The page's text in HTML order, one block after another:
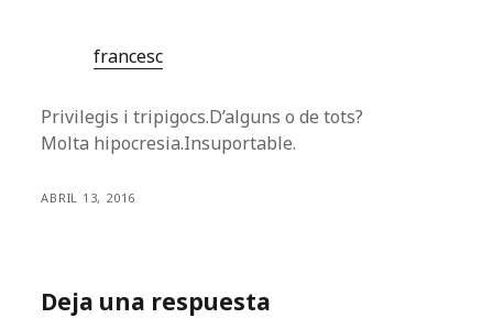
francesc
Privilegis i tripigocs.D’alguns o de tots?
Molta hipocresia.Insuportable.
ABRIL 13, 2016
Deja una respuesta